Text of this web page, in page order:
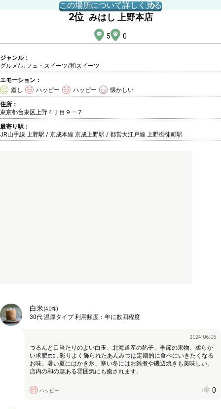
この場所について詳しく見る
2位 みはし 上野本店
5 0
ジャンル：
グルメ/カフェ・スイーツ/和スイーツ
エモーション：
癒し
ハッピー ハッピー 懐かしい
住所：
東京都台東区上野４丁目９ー７
最寄り駅：
JR山手線 上野駅 / 京成本線 京成上野駅 / 都営大江戸線 上野御徒町駅
白米(40件)
30代 温厚タイプ利用頻度： 年に数回程度
2024.06.06
つるんと口当たりのよい白玉、北海道産の餡子、季節の果物、柔らか
い求肥etc…彩りよく飾られたあんみつは定期的に食べにいきたくなる
お味。暑い夏にはかき氷、寒い冬にはお雑煮や磯辺焼きも美味しい。
店内の和の趣ある雰囲気にも癒されます。
ハッピー 0